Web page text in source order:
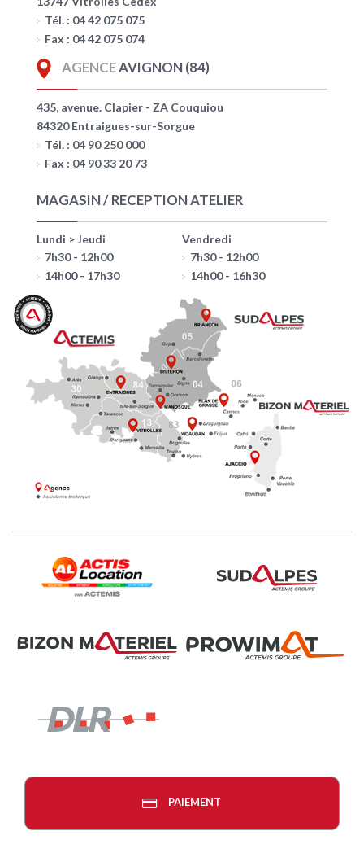
Tél. : 04 42 075 075
Fax : 04 42 075 074
AGENCEAVIGNON (84)
435, avenue. Clapier - ZA Couquiou
84320 Entraigues-sur-Sorgue
Tél. : 04 90 250 000
Fax : 04 90 33 20 73
MAGASIN / RECEPTION ATELIER
Lundi > Jeudi
7h30 - 12h00
14h00 - 17h30
Vendredi
7h30 - 12h00
14h00 - 16h30
PAIEMENT